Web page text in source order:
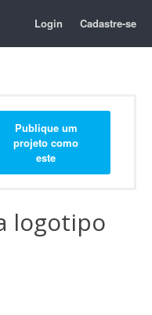
Login Cadastre-se
Publique um
projeto como
este
logotipo